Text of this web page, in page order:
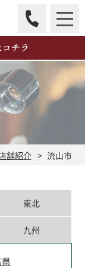
チラ
舗紹介 流山市
東北
九州